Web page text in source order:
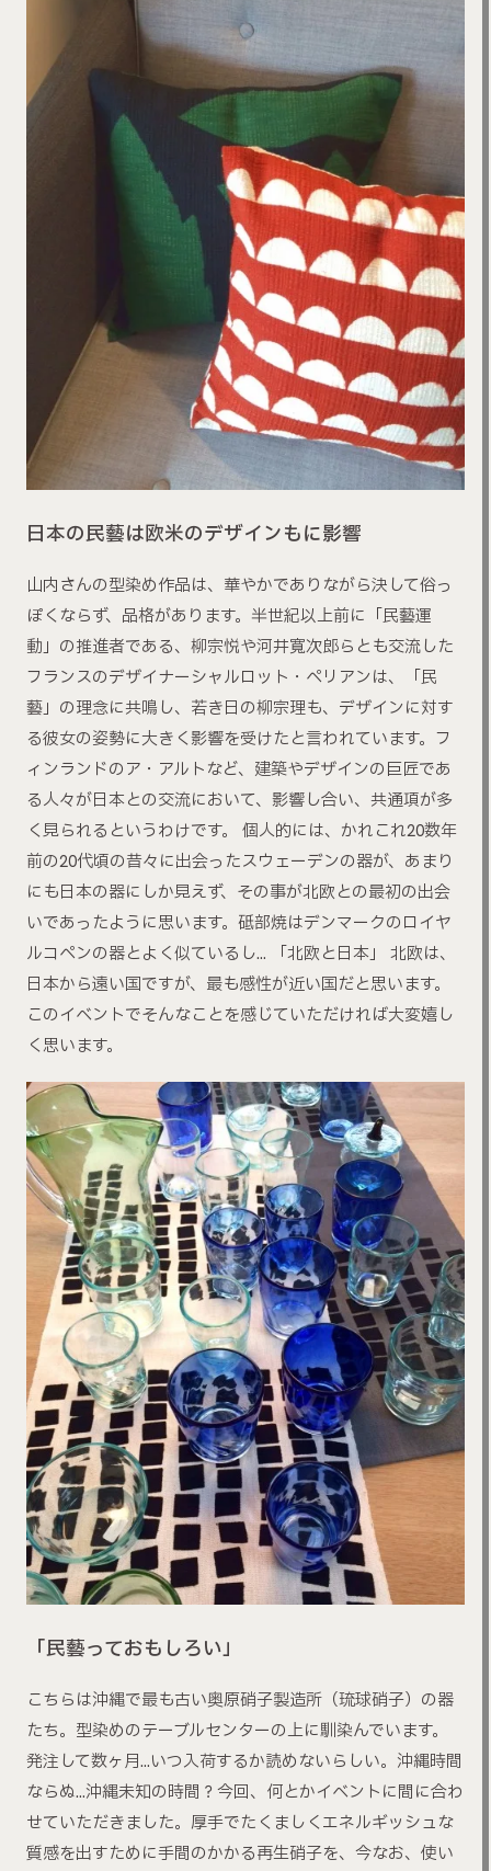
日本の民藝は欧米のデザインもに影響
山内さんの型染め作品は、華やかでありながら決して俗っ
ぽくならず、品格があります。半世紀以上前に「民藝運
動」の推進者である、柳宗悦や河井寬次郎らとも交流した
フランスのデザイナーシャルロット・ペリアンは、「民
藝」の理念に共鳴し、若き日の柳宗理も、デザインに対す
る彼女の姿勢に大きく影響を受けたと言われています。フ
ィンランドのア・アルトなど、建築やデザインの巨匠であ
る人々が日本との交流において、影響し合い、共通項が多
く見られるというわけです。 個人的には、かれこれ20数年
前の20代頃の昔々に出会ったスウェーデンの器が、あまり
にも日本の器にしか見えず、その事が北欧との最初の出会
いであったように思います。砥部焼はデンマークのロイヤ
ルコペンの器とよく似ているし… 「北欧と日本」 北欧は、
日本から遠い国ですが、最も感性が近い国だと思います。
このイベントでそんなことを感じていただければ大変嬉し
く思います。
「民藝っておもしろい」
こちらは沖縄で最も古い奥原硝子製造所（琉球硝子）の器
たち。型染めのテーブルセンターの上に馴染んでいます。
発注して数ヶ月…いつ入荷するか読めないらしい。沖縄時間
ならぬ…沖縄未知の時間？今回、何とかイベントに間に合わ
せていただきました。厚手でたくましくエネルギッシュな
質感を出すために手間のかかる再生硝子を、今なお、使い